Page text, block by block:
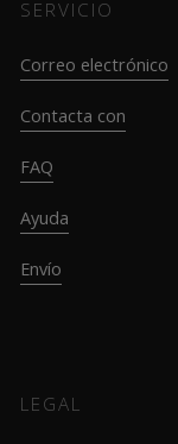
SERVICIO
Correo electrónico
Contacta con
FAQ
Ayuda
Envío
LEGAL